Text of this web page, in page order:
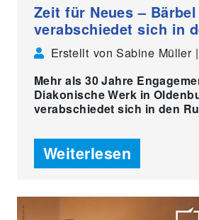
Zeit für Neues –
verabschiedet sich in
Erstellt von Sabine Müller |
Mehr als 30 Jahre
Diakonische Werk in
verabschiedet sich in den
Weiterlesen